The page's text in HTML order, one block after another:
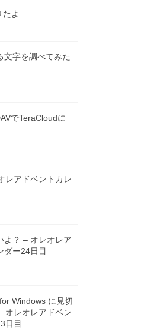
よ
文字を調べてみた
でTeraCloudに
レアドベントカレ
よ？ – オレオレア
ダー24日目
Windows に見切
オレオレアドベン
日目